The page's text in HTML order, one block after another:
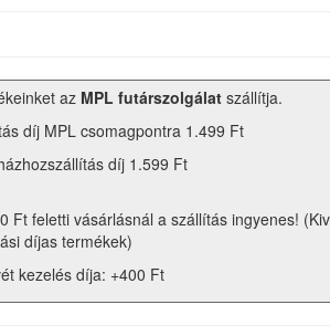
az MPL futárszolgálat szállítja.
díj MPL csomagpontra 1.499 Ft
díj 1.599 Ft
Ft feletti vásárlásnál a szállítás ingyenes!
díjas termékek)
kezelés díja: +400 Ft